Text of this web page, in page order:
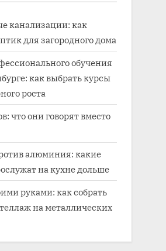
канализации: как
для загородного дома
обучения
как выбрать курсы
роста
что они говорят вместо
алюминия: какие
на кухне дольше
руками: как собрать
на металлических